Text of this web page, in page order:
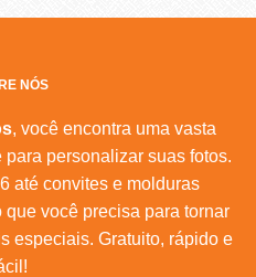
NÓS
, você encontra uma vasta
personalizar suas fotos.
até convites e molduras
você precisa para tornar
especiais. Gratuito, rápido e